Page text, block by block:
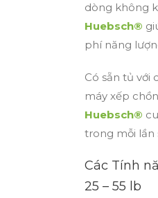
dòng không
Huebsch®
phí năng
Có sẵn tủ với
máy xếp
Huebsch®
trong mỗi lần
Các Tính
25 – 55 lb